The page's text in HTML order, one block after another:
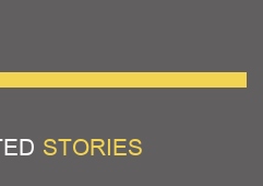
STORIES